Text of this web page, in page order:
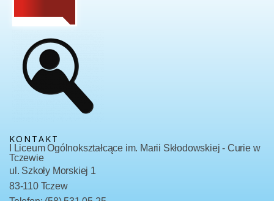
KONTAKT
I Liceum Ogólnokształcące im. Marii Skłodowskiej - Curie w
Tczewie
ul. Szkoły Morskiej 1
83-110 Tczew